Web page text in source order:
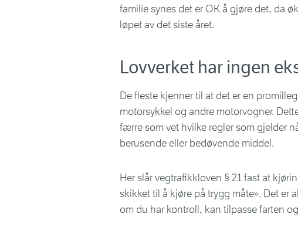
familie synes det er OK å gjøre det, da
løpet av det siste året.
Lovverket har ingen
De fleste kjenner til at det er en
motorsykkel og andre motorvogner.
færre som vet hvilke regler som gjelder
berusende eller bedøvende middel.
Her slår vegtrafikkloven § 21 fast at
skikket til å kjøre på trygg måte». Det er
om du har kontroll, kan tilpasse farten